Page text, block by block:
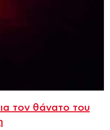
τον θάνατο του